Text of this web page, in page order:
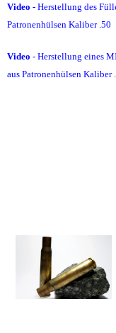
Video - Herstellung des
Patronenhülsen Kaliber .50
Video - Herstellung eines
aus Patronenhülsen Kaliber